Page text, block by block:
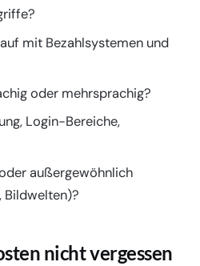
mit Bezahlsystemen und
oder mehrsprachig?
Login-Bereiche,
außergewöhnlich
Bildwelten)?
nicht vergessen